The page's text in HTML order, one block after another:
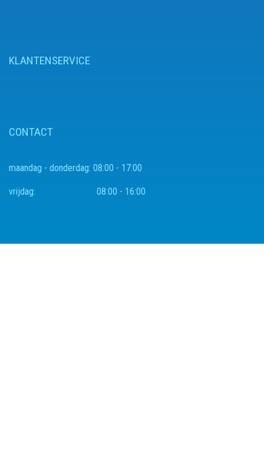
KLANTENSERVICE
CONTACT
maandag - donderdag: 08:00 - 17:00
vrijdag: 08:00 - 16:00